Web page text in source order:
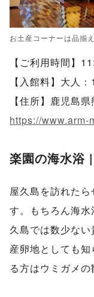
お土産コーナーは品揃
【ご利用時間】
【入館料】大人
【住所】鹿児島
https://
楽園の海水浴
屋久島を訪れた
す。もちろん海
久島では数少な
産卵地としても
る方はウミガメの